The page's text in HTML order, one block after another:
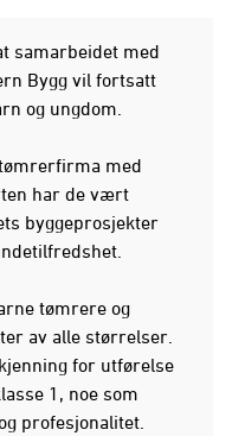
samarbeidet med
Bygg vil fortsatt
og ungdom.
med
har de vært
byggeprosjekter
tømrere og
av alle størrelser.
for utførelse
1, noe som
profesjonalitet.